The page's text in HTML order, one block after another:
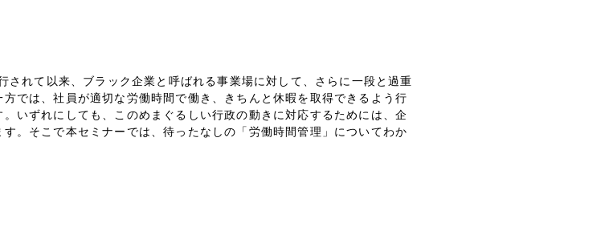
れて以来、ブラック企業と呼ばれる事業場に対して、さらに一段と過重
では、社員が適切な労働時間で働き、きちんと休暇を取得できるよう行
いずれにしても、このめまぐるしい行政の動きに対応するためには、企
。そこで本セミナーでは、待ったなしの「労働時間管理」についてわか